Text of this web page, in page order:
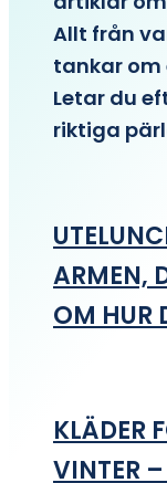
Allt från
tankar
Letar du
riktiga
ARMEN,
OM HUR
KLÄDER
VINTER